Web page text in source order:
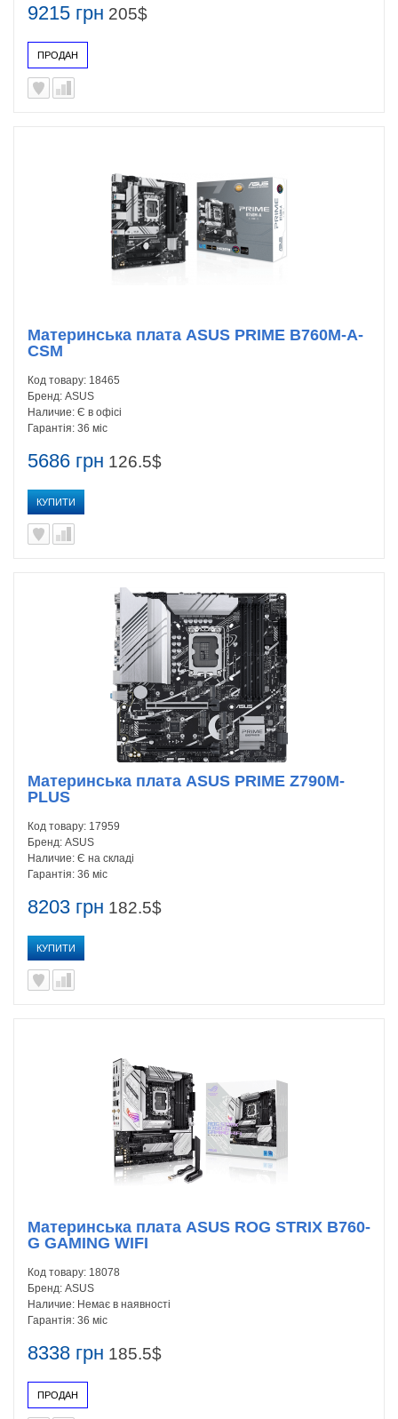
9215 грн 205$
ПРОДАН
5686 грн 126.5$
КУПИТИ
Материнська плата ASUS PRIME B760M-A-
CSM
Код товару: 18465
Бренд: ASUS
Наличие: Є в офісі
Гарантія: 36 міс
8203 грн 182.5$
КУПИТИ
Материнська плата ASUS PRIME Z790M-
PLUS
Код товару: 17959
Бренд: ASUS
Наличие: Є на складі
Гарантія: 36 міс
8338 грн 185.5$
ПРОДАН
Материнська плата ASUS ROG STRIX B760-
G GAMING WIFI
Код товару: 18078
Бренд: ASUS
Наличие: Немає в наявності
Гарантія: 36 міс